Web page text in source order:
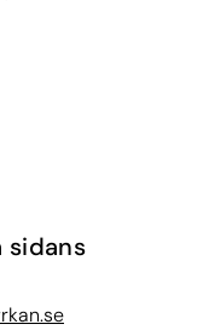
sidans